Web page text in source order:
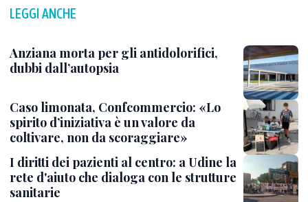
LEGGI ANCHE
Anziana morta per gli antidolorifici,
dubbi dall’autopsia
Caso limonata, Confcommercio: «Lo
spirito d’iniziativa è un valore da
coltivare, non da scoraggiare»
I diritti dei pazienti al centro: a Udine la
rete d'aiuto che dialoga con le strutture
sanitarie